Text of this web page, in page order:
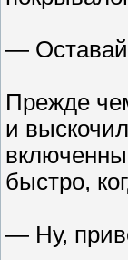
—
Прежде
и
быстро,
— Ну,